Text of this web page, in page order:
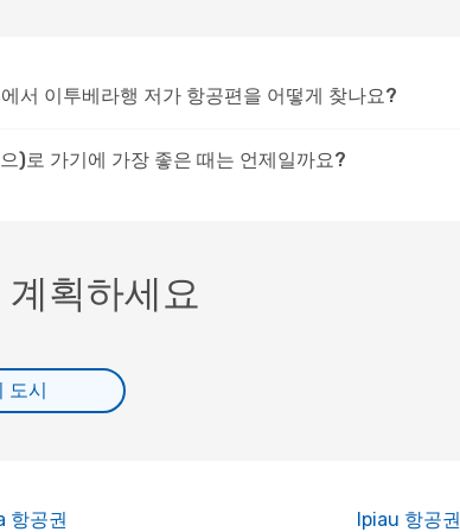
서 이투베라행 저가 항공편을 어떻게 찾나요?
)로 가기에 가장 좋은 때는 언제일까요?
계획하세요
도시
항공권 Ipiau 항공권